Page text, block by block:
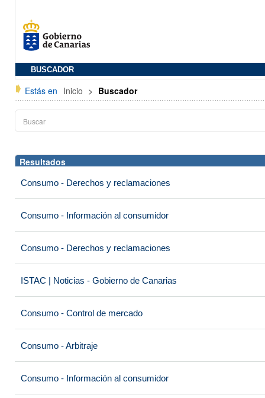
BUSCADOR
Estás en Inicio > Buscador
Resultados
Consumo - Derechos y reclamaciones
Consumo - Información al consumidor
Consumo - Derechos y reclamaciones
ISTAC | Noticias - Gobierno de Canarias
Consumo - Control de mercado
Consumo - Arbitraje
Consumo - Información al consumidor